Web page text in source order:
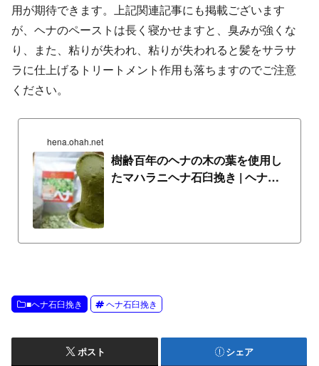
用が期待できます。上記関連記事にも掲載ございます
が、ヘナのペーストは長く寝かせますと、臭みが強くな
り、また、粘りが失われ、粘りが失われると髪をサラサ
ラに仕上げるトリートメント作用も落ちますのでご注意
ください。
hena.ohah.net
樹齢百年のヘナの木の葉を使用し
たマハラニヘナ石臼挽き | ヘナ遊
■ヘナ石臼挽き ヘナ石臼挽き
ポスト シェア